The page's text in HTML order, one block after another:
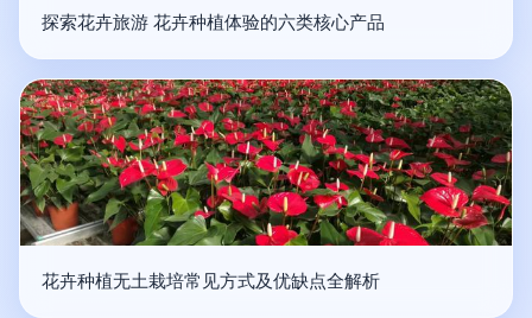
探索花卉旅游 花卉种植体验的六类核心产品
花卉种植无土栽培常见方式及优缺点全解析